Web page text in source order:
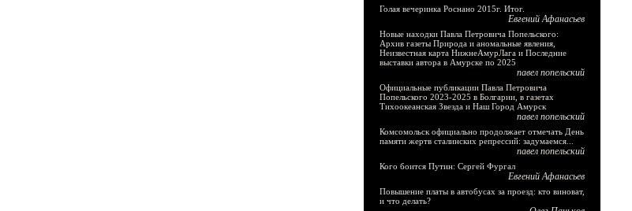
Голая вечеринка Роснано 2015г. Итог.
Евгений Афанасьев
Новые находки Павла Петровича Попельского:
Архив газеты Природа и аномальные явления,
Неизвестная карта НижнеАмурЛага и Последние
выставки автора в Амурске по 2025
павел попельский
Официальные публикации Павла Петровича
Попельского 2023-2025 в Болгарии, в газетах
Тихоокеанская Звезда и Наш Город Амурск
павел попельский
Комсомольск официально продолжает отмечать День
памяти жертв сталинских репрессий: задумаемся...
павел попельский
Кого боится Путин: Сергей Фургал
Евгений Афанасьев
Повышение платы в автобусах за проезд: кто виноват,
и что делать?